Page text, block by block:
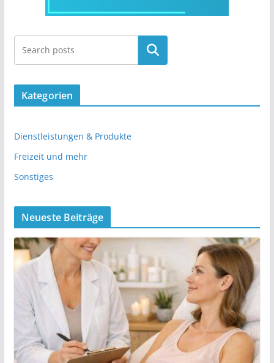
Kategorien
Dienstleistungen & Produkte
Freizeit und mehr
Sonstiges
Neueste Beiträge